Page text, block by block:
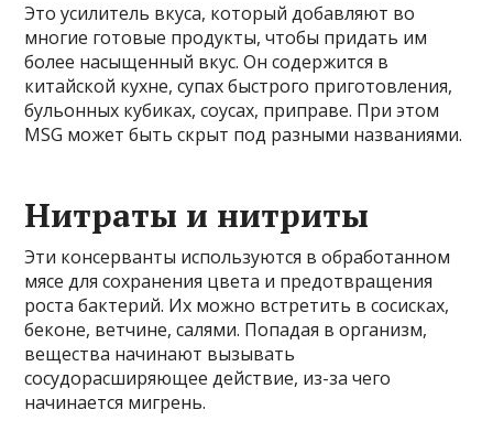
Это усилитель вкуса, который добавляют во
многие готовые продукты, чтобы придать им
более насыщенный вкус. Он содержится в
китайской кухне, супах быстрого приготовления,
бульонных кубиках, соусах, приправе. При этом
MSG может быть скрыт под разными названиями.
Нитраты и нитриты
Эти консерванты используются в обработанном
мясе для сохранения цвета и предотвращения
роста бактерий. Их можно встретить в сосисках,
беконе, ветчине, салями. Попадая в организм,
вещества начинают вызывать
сосудорасширяющее действие, из-за чего
начинается мигрень.